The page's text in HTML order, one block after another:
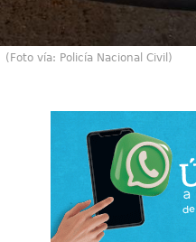
(Foto vía: Policía Nacional Civil)